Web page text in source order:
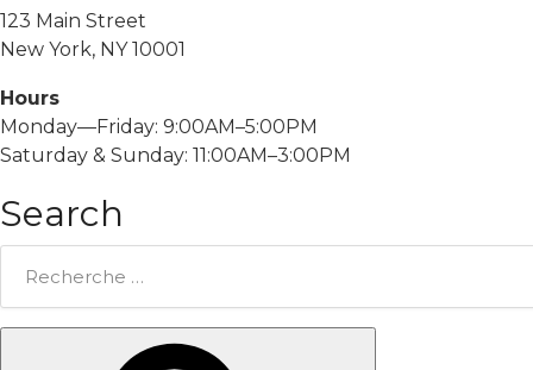
123 Main Street
New York, NY 10001
Hours
Monday—Friday: 9:00AM–5:00PM
Saturday & Sunday: 11:00AM–3:00PM
Search